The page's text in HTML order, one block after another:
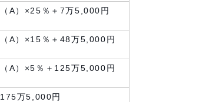
（A）×25％＋7万5,000円
（A）×15％＋48万5,000円
（A）×5％＋125万5,000円
175万5,000円